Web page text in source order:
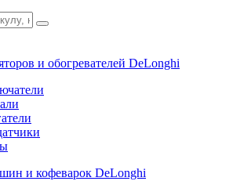
и обогревателей DeLonghi
и кофеварок DeLonghi